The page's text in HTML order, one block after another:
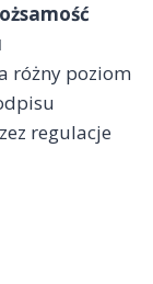
różny poziom
regulacje